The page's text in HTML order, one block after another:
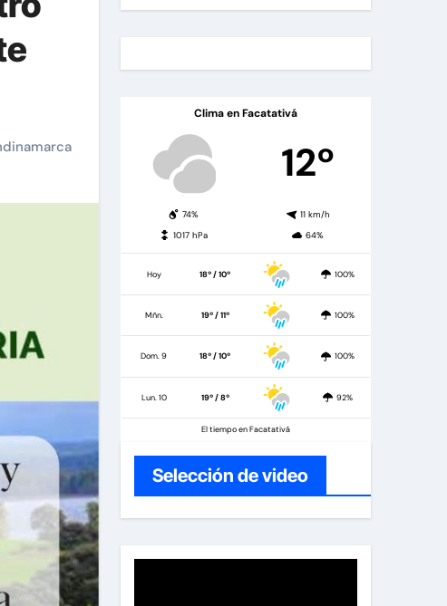
Clima en Facatativá
12º
74%
11 km/h
1017 hPa
64%
Hoy 18º / 10º 100%
Mñn. 19º / 11º 100%
Dom. 9 18º / 10º 100%
Lun. 10 19º / 8º 92%
El tiempo en Facatativá
Selección de video